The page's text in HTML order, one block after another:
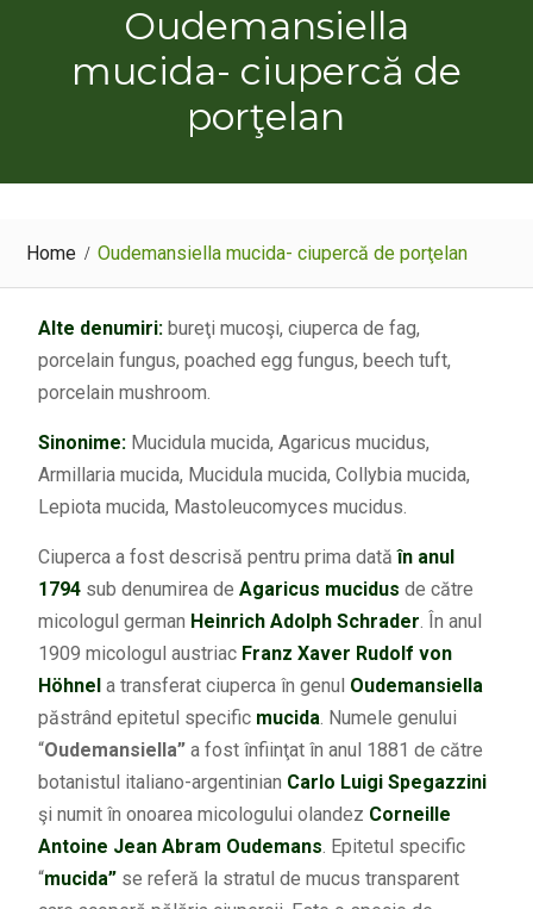
Oudemansiella
mucida- ciupercă de
porţelan
Home Oudemansiella mucida- ciupercă de porţelan
Alte denumiri:bureţi mucoşi, ciuperca de fag,
porcelain fungus, poached egg fungus, beech tuft,
porcelain mushroom.
Sinonime:Mucidula mucida, Agaricus mucidus,
Armillaria mucida, Mucidula mucida, Collybia mucida,
Lepiota mucida, Mastoleucomyces mucidus.
Ciuperca a fost descrisă pentru prima dată în anul
1794sub denumirea de Agaricus mucidus de către
micologul german Heinrich Adolph Schrader. În anul
1909 micologul austriacFranz Xaver Rudolf von
Höhnel a transferat ciuperca în genul Oudemansiella
păstrând epitetul specific mucida. Numele genului
“Oudemansiella”a fost înfiinţat în anul 1881 de către
botanistul italiano-argentinian Carlo Luigi Spegazzini
şi numit în onoarea micologului olandez Corneille
Antoine Jean Abram Oudemans. Epitetul specific
“mucida”se referă la stratul de mucus transparent